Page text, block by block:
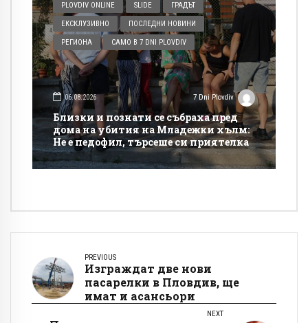
PLOVDIV ONLINE SLIDE ГРАДЪТ
ЕКСКЛУЗИВНО ПОСЛЕДНИ НОВИНИ
РЕГИОНА САМО В 7 DNI PLOVDIV
06.08.2026 7 Dni Plovdiv
Близки и познати се събраха пред
дома на убития на Младежки хълм:
Не е педофил, търсеше си приятелка
PREVIOUS
Изграждат две нови
пасарелки в Пловдив, ще
имат и асансьори
NEXT